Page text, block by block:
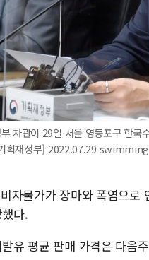
차관이 29일 서울 영등포구 한
획재정부] 2022.07.29
자물가가 장마와 폭염으
다.
유 평균 판매 가격은 다음